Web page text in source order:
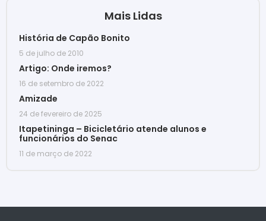
Mais Lidas
História de Capão Bonito
5 de julho de 2010
Artigo: Onde iremos?
16 de setembro de 2022
Amizade
24 de fevereiro de 2025
Itapetininga – Bicicletário atende alunos e
funcionários do Senac
11 de março de 2022